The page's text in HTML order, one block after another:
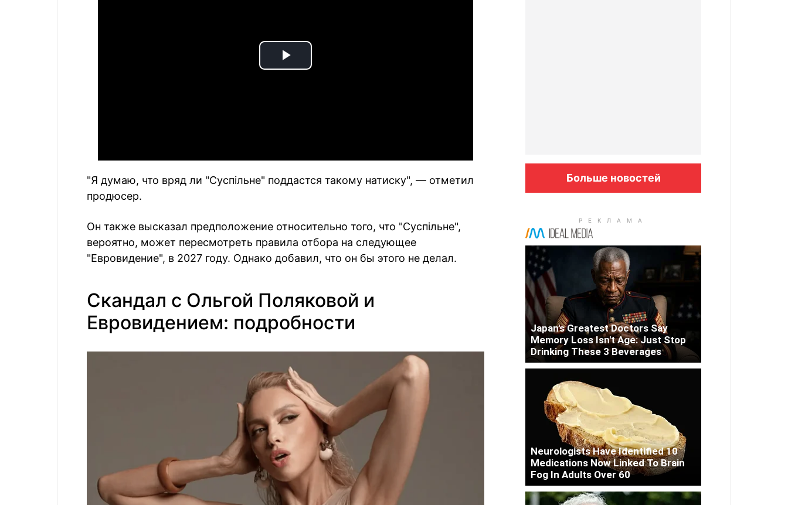
Play
"Я думаю, что вряд ли "Суспільне" поддастся такому натиску", — отметил
продюсер.
Он также высказал предположение относительно того, что "Суспільне",
вероятно, может пересмотреть правила отбора на следующее
"Евровидение", в 2027 году. Однако добавил, что он бы этого не делал.
Скандал с Ольгой Поляковой и
Евровидением: подробности
Больше новостей